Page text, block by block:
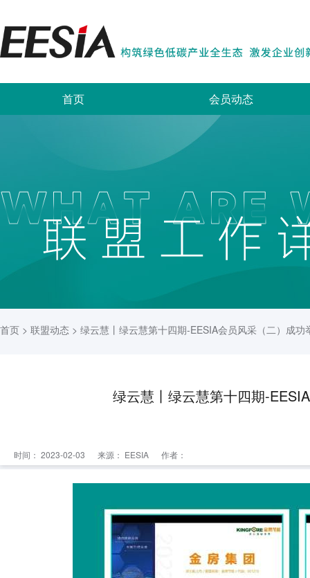
首页 会员动态
首页 > 联盟动态 > 绿云慧丨绿云慧第十四期-EESIA会员风采（二）成功
绿云慧丨绿云慧第十四期-
时间： 2023-02-03 来源： EESIA 作者：